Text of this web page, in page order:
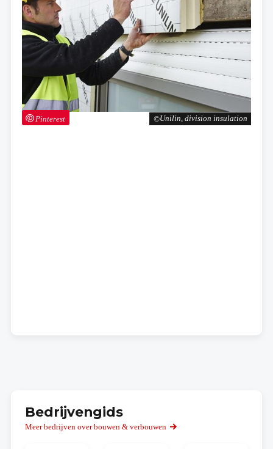
Unilin, division insulation
Pinterest
Bedrijvengids
Meer bedrijven over bouwen & verbouwen